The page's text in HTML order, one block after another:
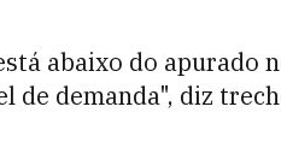
abaixo do apurado
de demanda", diz